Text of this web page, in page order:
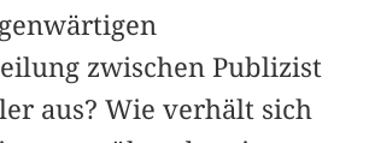
zwischen Publizist
aus? Wie verhält sich